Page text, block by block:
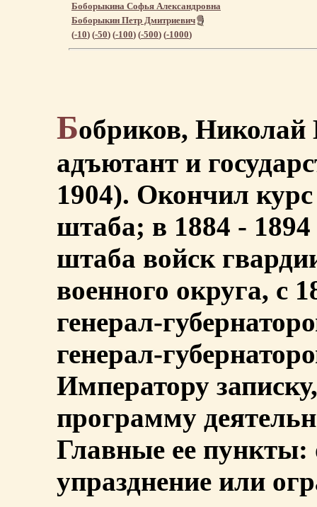
Боборыкина Софья Александровна
Боборыкин Петр Дмитриевич
(-10) (-50) (-100) (-500) (-1000)
Бобриков, Николай
адъютант и
1904). Окончил
штаба; в 1884 -
штаба войск
военного округа, с
генерал-
генерал-
Императору
программу
Главные ее пункты:
упразднение или